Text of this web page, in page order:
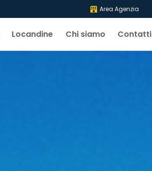
Area Agenzia
Locandine Chi siamo Contatti